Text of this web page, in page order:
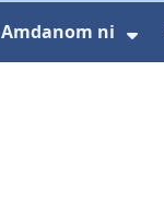
Amdanom ni